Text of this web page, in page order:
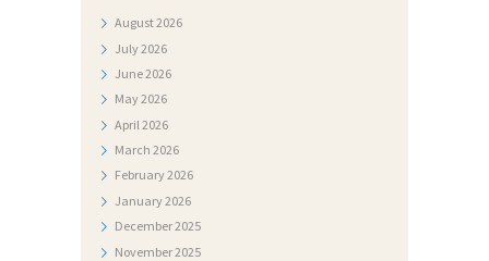
August2026
July2026
June2026
May2026
April 2026
March 2026
February2026
January2026
December2025
November2025